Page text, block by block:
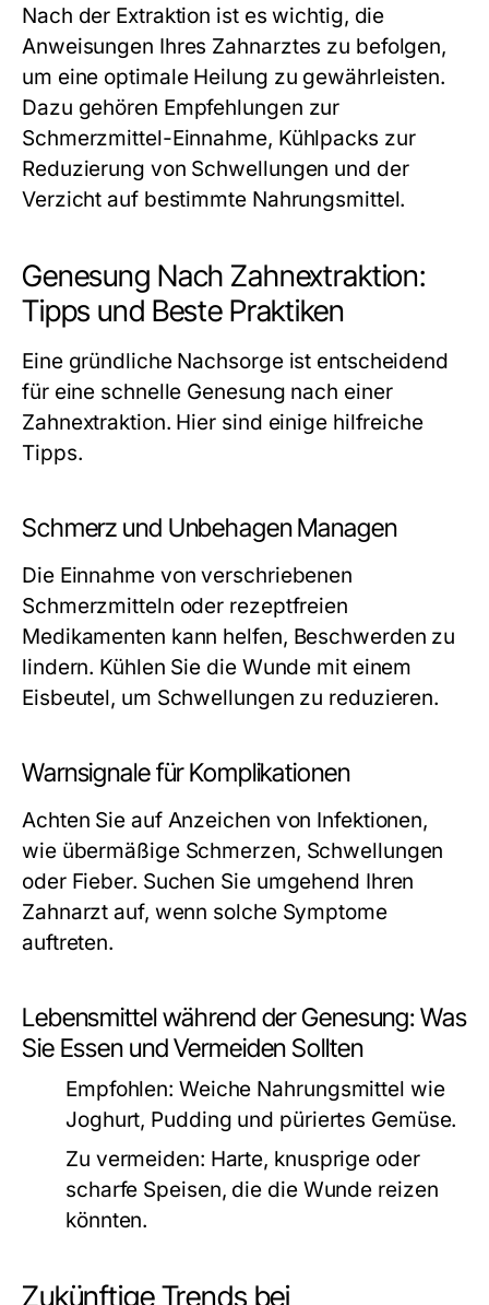
Nach der Extraktion ist es wichtig, die
Anweisungen Ihres Zahnarztes zu befolgen,
um eine optimale Heilung zu gewährleisten.
Dazu gehören Empfehlungen zur
Schmerzmittel-Einnahme, Kühlpacks zur
Reduzierung von Schwellungen und der
Verzicht auf bestimmte Nahrungsmittel.
Genesung Nach Zahnextraktion:
Tipps und Beste Praktiken
Eine gründliche Nachsorge ist entscheidend
für eine schnelle Genesung nach einer
Zahnextraktion. Hier sind einige hilfreiche
Tipps.
Schmerz und Unbehagen Managen
Die Einnahme von verschriebenen
Schmerzmitteln oder rezeptfreien
Medikamenten kann helfen, Beschwerden zu
lindern. Kühlen Sie die Wunde mit einem
Eisbeutel, um Schwellungen zu reduzieren.
Warnsignale für Komplikationen
Achten Sie auf Anzeichen von Infektionen,
wie übermäßige Schmerzen, Schwellungen
oder Fieber. Suchen Sie umgehend Ihren
Zahnarzt auf, wenn solche Symptome
auftreten.
Lebensmittel während der Genesung: Was
Sie Essen und Vermeiden Sollten
Empfohlen: Weiche Nahrungsmittel wie
Joghurt, Pudding und püriertes Gemüse.
Zu vermeiden: Harte, knusprige oder
scharfe Speisen, die die Wunde reizen
könnten.
Zukünftige Trends bei